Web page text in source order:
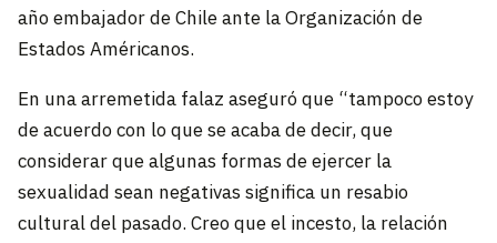
año embajador de Chile ante la Organización de
Estados Américanos.
En una arremetida falaz aseguró que “tampoco estoy
de acuerdo con lo que se acaba de decir, que
considerar que algunas formas de ejercer la
sexualidad sean negativas significa un resabio
cultural del pasado. Creo que el incesto, la relación